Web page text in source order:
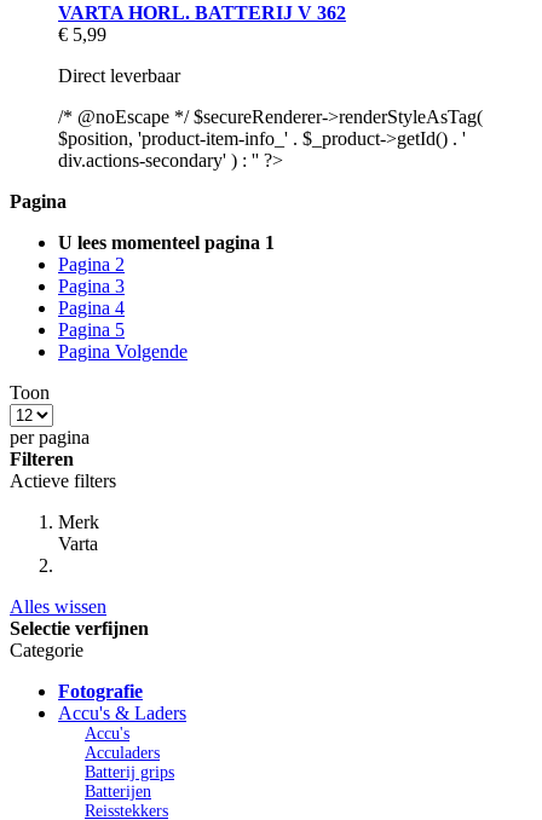
VARTA HORL. BATTERIJ V 362
€ 5,99
Direct leverbaar
/* @noEscape */ $secureRenderer->renderStyleAsTag(
$position, 'product-item-info_' . $_product->getId() . '
div.actions-secondary' ) : '' ?>
Pagina
U lees momenteel pagina 1
Pagina 2
Pagina 3
Pagina 4
Pagina 5
Pagina Volgende
Toon
per pagina
Filteren
Actieve filters
Merk
Varta
Alles wissen
Selectie verfijnen
Categorie
Fotografie
Accu's & Laders
Accu's
Acculaders
Batterij grips
Batterijen
Reisstekkers